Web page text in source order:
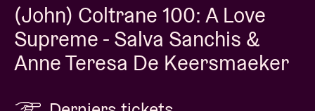
(John) Coltrane 100: A Love
Supreme - Salva Sanchis &
Anne Teresa De Keersmaeker